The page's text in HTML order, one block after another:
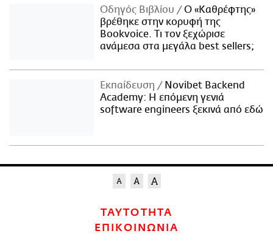
Οδηγός Βιβλίου
Ο «Καθρέφτης»
βρέθηκε στην κορυφή της
Bookvoice. Τι τον ξεχώρισε
ανάμεσα στα μεγάλα best sellers;
Εκπαίδευση
Novibet Backend
Academy: Η επόμενη γενιά
software engineers ξεκινά από εδώ
ΤΑΥΤΟΤΗΤΑ
ΕΠΙΚΟΙΝΩΝΙΑ